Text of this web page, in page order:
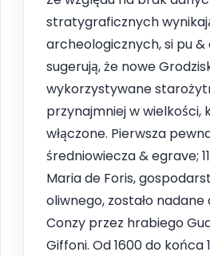
stratygraficznych
archeologicznych, si pu
sugerują, że nowe
wykorzystywane
przynajmniej w wielkości,
włączone. Pierwsza
średniowiecza & egrave;
Maria de Foris,
oliwnego, zostało
Conzy przez hrabiego
Giffoni. Od 1600 do końca